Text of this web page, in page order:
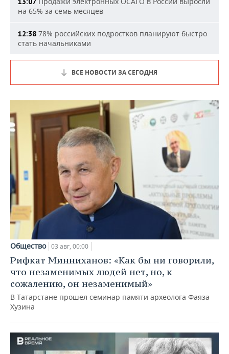
на 65% за семь месяцев
12:38 78% российских подростков планируют быстро
стать начальниками
ВСЕ НОВОСТИ ЗА СЕГОДНЯ
Общество 03 авг, 00:00
Рифкат Минниханов: «Как бы ни говорили,
что незаменимых людей нет, но, к
сожалению, он незаменимый»
В Татарстане прошел семинар памяти археолога Фаяза
Хузина